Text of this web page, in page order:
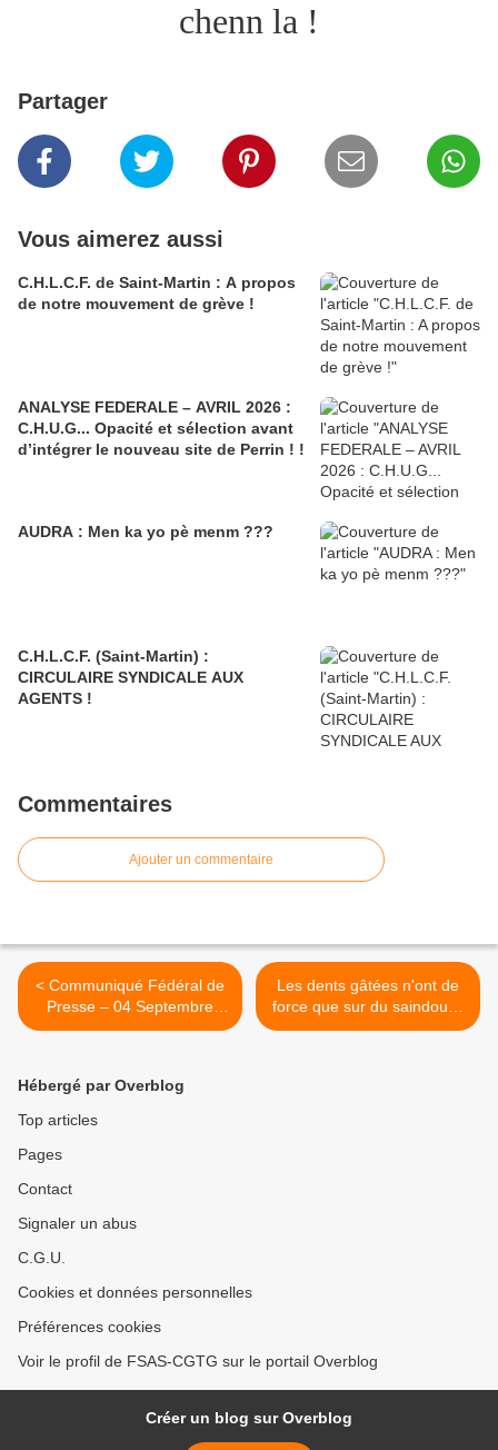
chenn la !
Partager
Vous aimerez aussi
C.H.L.C.F. de Saint-Martin : A propos
de notre mouvement de grève !
ANALYSE FEDERALE – AVRIL 2026 :
C.H.U.G... Opacité et sélection avant
d’intégrer le nouveau site de Perrin ! !
AUDRA : Men ka yo pè menm ???
C.H.L.C.F. (Saint-Martin) :
CIRCULAIRE SYNDICALE AUX
AGENTS !
Commentaires
Ajouter un commentaire
< Communiqué Fédéral de
Presse – 04 Septembre
2022 : NON A LA
CAMARADE Kenji ROSAN
N'EST PAS UN CRIMINEL !
Les dents gâtées n'ont de
force que sur du saindoux !
>
Hébergé par Overblog
Top articles
Pages
Contact
Signaler un abus
C.G.U.
Cookies et données personnelles
Préférences cookies
Voir le profil de FSAS-CGTG sur le portail Overblog
Créer un blog sur Overblog